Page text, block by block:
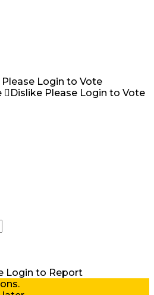
Please Login to Vote
Dislike Please Login to Vote
Login to Report